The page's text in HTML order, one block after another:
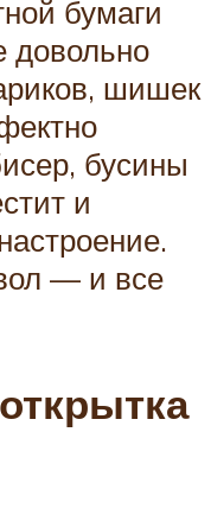
бумаги
довольно
шишек
бусины
и
— и все